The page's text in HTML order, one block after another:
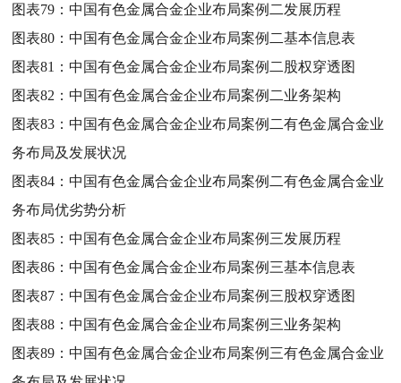
图表79：中国有色金属合金企业布局案例二发展历程
图表80：中国有色金属合金企业布局案例二基本信息表
图表81：中国有色金属合金企业布局案例二股权穿透图
图表82：中国有色金属合金企业布局案例二业务架构
图表83：中国有色金属合金企业布局案例二有色金属合金业
务布局及发展状况
图表84：中国有色金属合金企业布局案例二有色金属合金业
务布局优劣势分析
图表85：中国有色金属合金企业布局案例三发展历程
图表86：中国有色金属合金企业布局案例三基本信息表
图表87：中国有色金属合金企业布局案例三股权穿透图
图表88：中国有色金属合金企业布局案例三业务架构
图表89：中国有色金属合金企业布局案例三有色金属合金业